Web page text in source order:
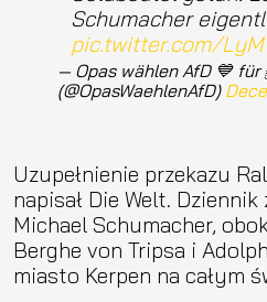
Schumacher
pic.twitter.com/
— Opas wählen AfD 💙
(@OpasWaehlenAfD)
Uzupełnienie przekazu
napisał Die Welt. Dziennik
Michael Schumacher,
Berghe von Tripsa i
miasto Kerpen na całym